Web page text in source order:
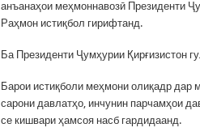
анъанаҳои меҳмоннавозӣ Президенти
Раҳмон истиқбол гирифтанд.
Ба Президенти Ҷумҳурии Қирғизистон
Барои истиқболи меҳмони олиқадр дар
сарони давлатҳо, инчунин парчамҳои
се кишвари ҳамсоя насб гардидаанд.